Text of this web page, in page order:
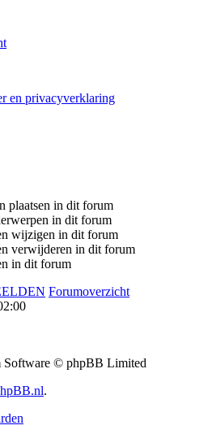
en privacyverklaring
plaatsen in dit forum
in dit forum
wijzigen in dit forum
verwijderen in dit forum
in dit forum
Forumoverzicht
Software © phpBB Limited
.